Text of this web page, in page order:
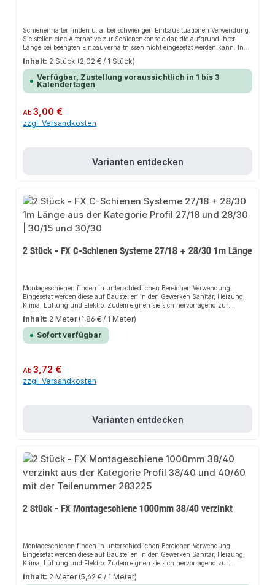
Schienenhalter finden u. a. bei schwierigen Einbausituationen Verwendung.
Sie stellen eine Alternative zur Schienenkonsole dar, die aufgrund ihrer
Länge bei beengten Einbauverhältnissen nicht eingesetzt werden kann. In
Kombination mit Montageschienen bieten Sattelflansche z. B. bei Schacht-
und Kanalmontagen Flexibilität.
Inhalt: 2 Stück (2,02 € / 1 Stück)
Verfügbar, Zustellung voraussichtlich in 1 bis 3
Kalendertagen
Regulärer Preis:
Ab3,00 €
zzgl. Versandkosten
Varianten entdecken
2 Stück - FX C-Schienen Systeme 27/18 + 28/30 1m Länge
Montageschienen finden in unterschiedlichen Bereichen Verwendung.
Eingesetzt werden diese auf Baustellen in den Gewerken Sanitär, Heizung,
Klima, Lüftung und Elektro. Zudem eignen sie sich hervorragend zur
einfachen und fachgerechten Herstellung von Gestellen und leichten
Tragekonstruktionen jeder Art.
Inhalt: 2 Meter (1,86 € / 1 Meter)
Sofort verfügbar
Regulärer Preis:
Ab3,72 €
zzgl. Versandkosten
Varianten entdecken
2 Stück - FX Montageschiene 1000mm 38/40 verzinkt
Montageschienen finden in unterschiedlichen Bereichen Verwendung.
Eingesetzt werden diese auf Baustellen in den Gewerken Sanitär, Heizung,
Klima, Lüftung und Elektro. Zudem eignen sie sich hervorragend zur
einfachen und fachgerechten Herstellung von Gestellen und leichten
Tragekonstruktionen jeder Art.
Inhalt: 2 Meter (5,62 € / 1 Meter)